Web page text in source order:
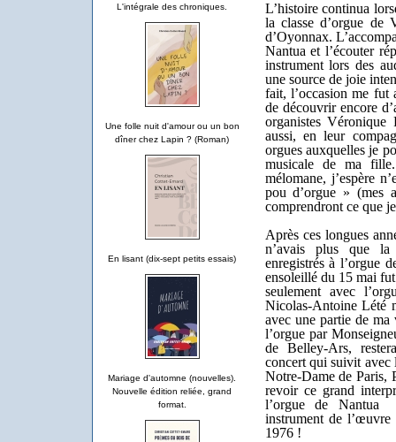
L'intégrale des chroniques.
Une folle nuit d'amour ou un bon
dîner chez Lapin ? (Roman)
En lisant (dix-sept petits essais)
Mariage d'automne (nouvelles).
Nouvelle édition reliée, grand
format.
L’histoire continua
la classe d’orgue de
d’Oyonnax.
Nantua et l’écouter
instrument lors des
une source de joie
fait, l’occasion me fut
de découvrir encore
organistes
aussi, en leur
orgues auxquelles je
musicale de ma
mélomane, j’espère
pou d’orgue » (mes
comprendront ce que
Après ces longues
n’avais plus que la
enregistrés à l’orgue
ensoleillé du 15 mai
seulement avec
Nicolas-Antoine Lété
avec une partie de
l’orgue par
de Belley-Ars,
concert qui suivit avec
Notre-Dame de Paris,
revoir ce grand
l’orgue de Nantua
instrument de
1976 !